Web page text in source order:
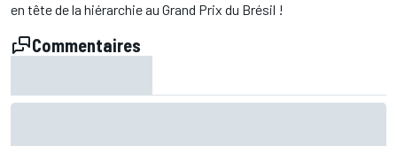
en tête de la hiérarchie au Grand Prix du Brésil !
Commentaires